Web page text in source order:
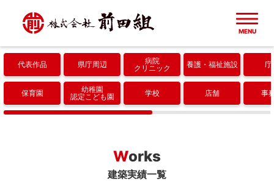
MENU
ホーム
建築実績一覧
代表作品 県庁周辺
病院
クリニック
養護 福祉施設 庁
保育園
幼稚園
認定こども園
学校 店舗 事
Works
建築実績一覧